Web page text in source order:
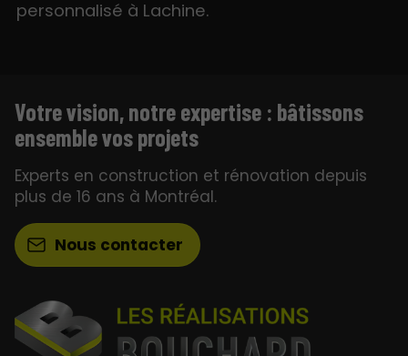
personnalisé à Lachine.
Votre vision, notre expertise : bâtissons
ensemble vos projets
Experts en construction et rénovation depuis
plus de 16 ans à Montréal.
Nous contacter